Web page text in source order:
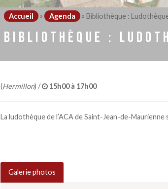
Accueil » Agenda » Bibliothèque :
BIBLIOTHÈQUE :
(Hermillon) / 15h00 à 17h00
La ludothèque de l’ACA de Saint-Jean-de-Maurienne
Galerie photos